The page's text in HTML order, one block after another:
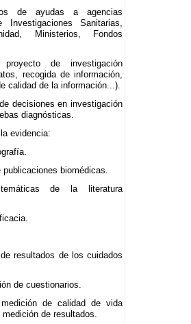
de ayudas a agencias
Investigaciones Sanitarias,
Ministerios, Fondos
de investigación
recogida de información,
calidad de la información...).
decisiones en investigación
diagnósticas.
evidencia:
biomédicas.
de la literatura
resultados de los cuidados
de cuestionarios.
de calidad de vida
de resultados.